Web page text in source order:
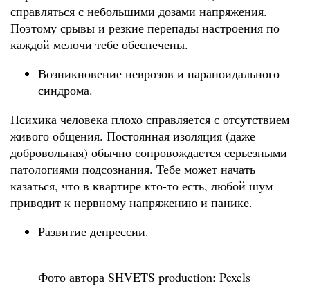
справляться с небольшими дозами напряжения.
Поэтому срывы и резкие перепады настроения по
каждой мелочи тебе обеспечены.
Возникновение неврозов и параноидального
синдрома.
Психика человека плохо справляется с отсутствием
живого общения. Постоянная изоляция (даже
добровольная) обычно сопровождается серьезными
патологиями подсознания. Тебе может начать
казаться, что в квартире кто-то есть, любой шум
приводит к нервному напряжению и панике.
Развитие депрессии.
Фото автора SHVETS production: Pexels